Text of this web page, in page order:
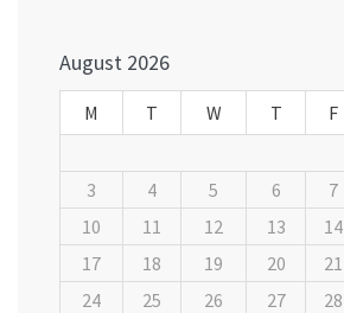
August 2026
M T W T F
3
4 5 6 7
10
11 12 13 14
17
18 19 20 21
24
25 26 27 28